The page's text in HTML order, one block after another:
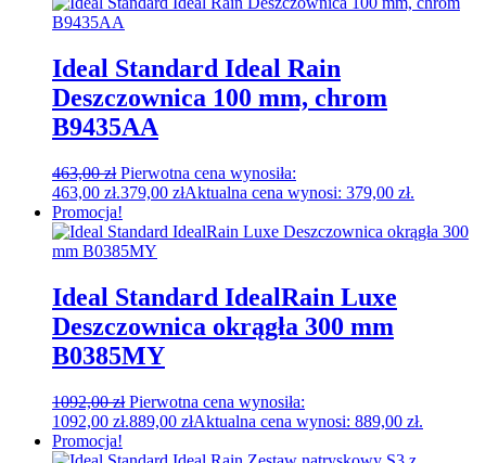
Ideal Standard Ideal Rain
Deszczownica 100 mm, chrom
B9435AA
463,00zł Pierwotna cena wynosiła:
463,00 zł.379,00 złAktualna cena wynosi: 379,00 zł.
Promocja!
Ideal Standard IdealRain Luxe
Deszczownica okrągła 300 mm
B0385MY
1092,00zł Pierwotna cena wynosiła:
1092,00 zł.889,00 złAktualna cena wynosi: 889,00 zł.
Promocja!